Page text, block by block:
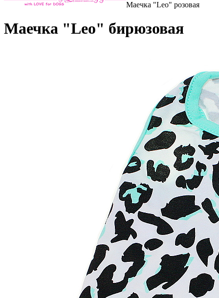
Маечка "Leo" розовая
Маечка "Leo" бирюзовая